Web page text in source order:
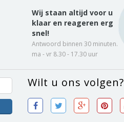
Wij staan altijd voor u
klaar en reageren erg
snel!
Antwoord binnen 30 minuten.
ma - vr 8.30 - 17.30 uur
Wilt u ons volgen?